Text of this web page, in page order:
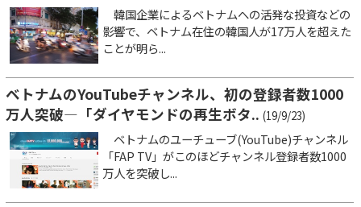
韓国企業によるベトナムへの活発な投資などの
影響で、ベトナム在住の韓国人が17万人を超えた
ことが明ら...
ベトナムのYouTubeチャンネル、初の登録者数1000
万人突破―「ダイヤモンドの再生ボタ.. (19/9/23)
ベトナムのユーチューブ(YouTube)チャンネル
「FAP TV」がこのほどチャンネル登録者数1000
万人を突破し...